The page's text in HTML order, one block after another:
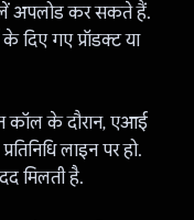
अपलोड कर सकते हैं.
गए प्रॉडक्ट या
कॉल के दौरान, एआई
लाइन पर हो.
मिलती है.